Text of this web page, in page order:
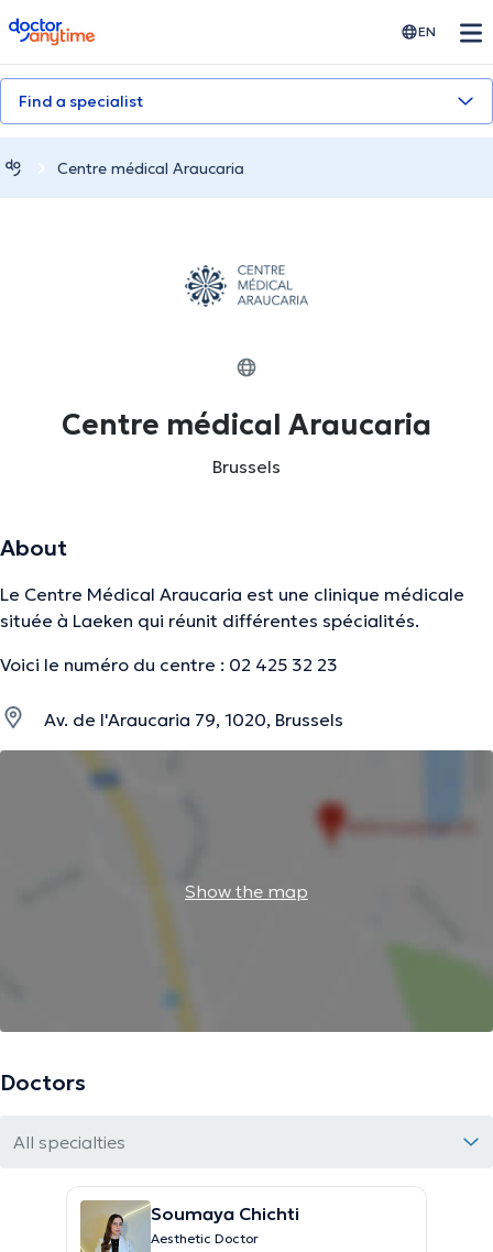
doctoranytime EN
Find a specialist
Centre médical Araucaria
Centre médical Araucaria
Brussels
About
Le Centre Médical Araucaria est une clinique médicale
située à Laeken qui réunit différentes spécialités.
Voici le numéro du centre : 02 425 32 23
Av. de l'Araucaria 79, 1020, Brussels
Show the map
Doctors
All specialties
Soumaya Chichti
Aesthetic Doctor